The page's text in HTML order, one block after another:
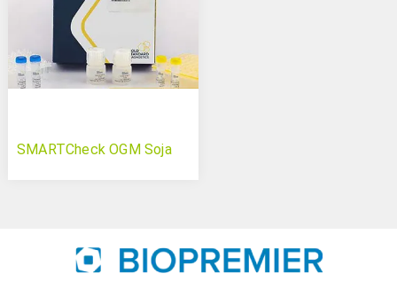
SMARTCheck OGM Soja